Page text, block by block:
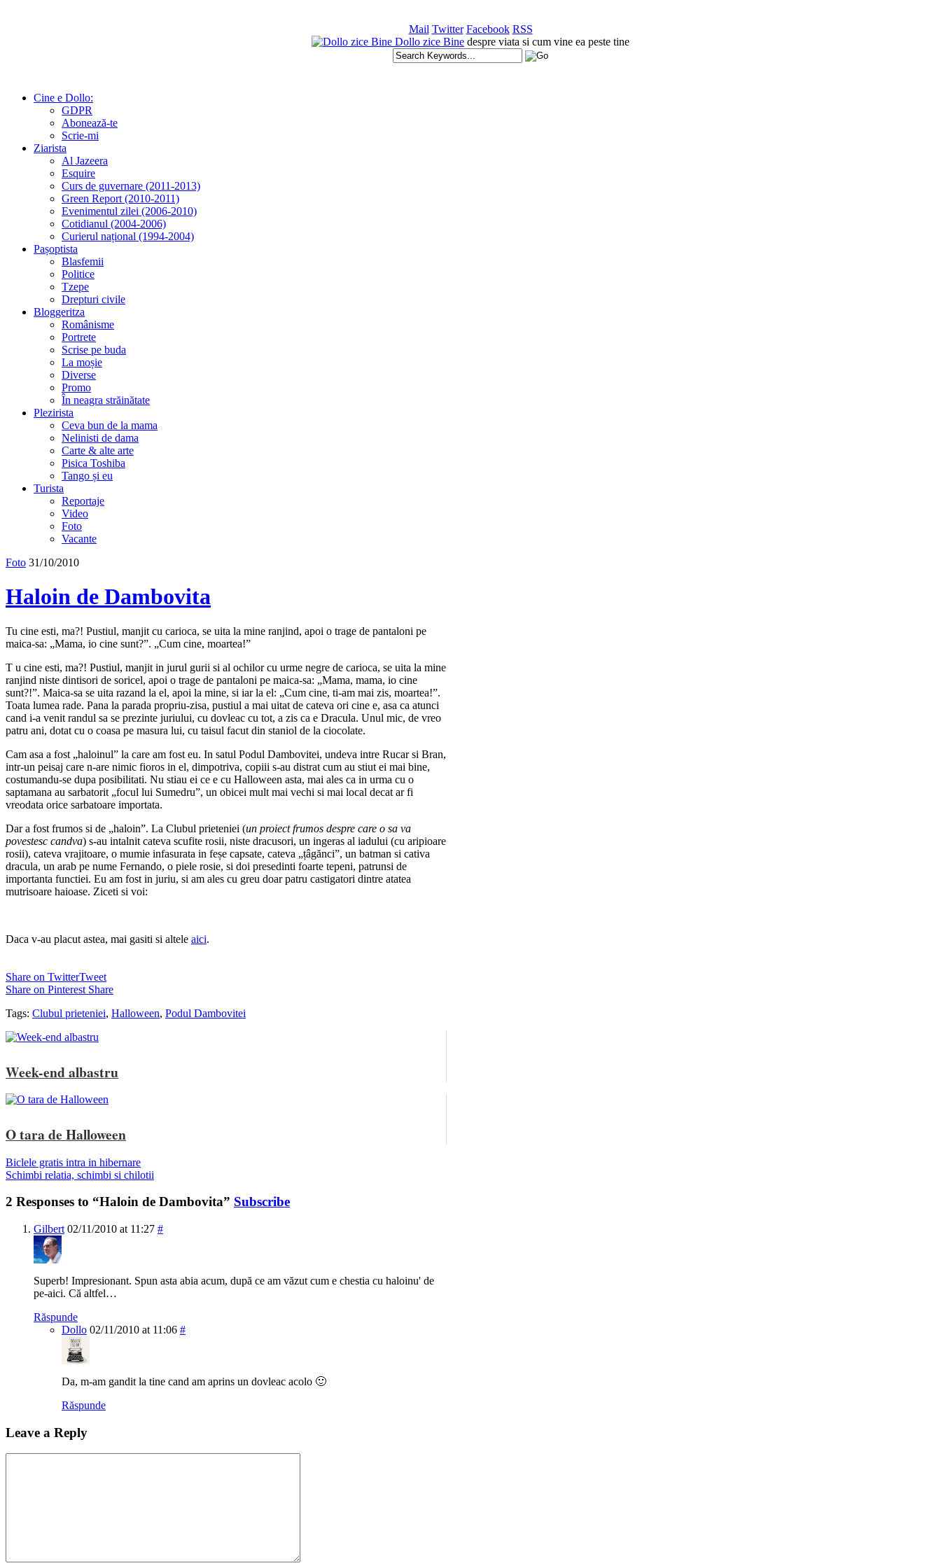
Mail Twitter Facebook RSS
Dollo zice Bine despre viata si cum vine ea peste tine
Cine e Dollo:
GDPR
Abonează-te
Scrie-mi
Ziarista
Al Jazeera
Esquire
Curs de guvernare (2011-2013)
Green Report (2010-2011)
Evenimentul zilei (2006-2010)
Cotidianul (2004-2006)
Curierul național (1994-2004)
Pașoptista
Blasfemii
Politice
Tzepe
Drepturi civile
Bloggeritza
Românisme
Portrete
Scrise pe buda
La moșie
Diverse
Promo
În neagra străinătate
Plezirista
Ceva bun de la mama
Nelinisti de dama
Carte & alte arte
Pisica Toshiba
Tango și eu
Turista
Reportaje
Video
Foto
Vacante
Foto 31/10/2010
Haloin de Dambovita
Tu cine esti, ma?! Pustiul, manjit cu carioca, se uita la mine ranjind, apoi o trage de pantaloni pe
maica-sa: „Mama, io cine sunt?”. „Cum cine, moartea!”
T u cine esti, ma?! Pustiul, manjit in jurul gurii si al ochilor cu urme negre de carioca, se uita la mine
ranjind niste dintisori de soricel, apoi o trage de pantaloni pe maica-sa: „Mama, mama, io cine
sunt?!”. Maica-sa se uita razand la el, apoi la mine, si iar la el: „Cum cine, ti-am mai zis, moartea!”.
Toata lumea rade. Pana la parada propriu-zisa, pustiul a mai uitat de cateva ori cine e, asa ca atunci
cand i-a venit randul sa se prezinte juriului, cu dovleac cu tot, a zis ca e Dracula. Unul mic, de vreo
patru ani, dotat cu o coasa pe masura lui, cu taisul facut din staniol de la ciocolate.
Cam asa a fost „haloinul” la care am fost eu. In satul Podul Dambovitei, undeva intre Rucar si Bran,
intr-un peisaj care n-are nimic fioros in el, dimpotriva, copiii s-au distrat cum au stiut ei mai bine,
costumandu-se dupa posibilitati. Nu stiau ei ce e cu Halloween asta, mai ales ca in urma cu o
saptamana au sarbatorit „focul lui Sumedru”, un obicei mult mai vechi si mai local decat ar fi
vreodata orice sarbatoare importata.
Dar a fost frumos si de „haloin”. La Clubul prieteniei (un proiect frumos despre care o sa va
povestesc candva) s-au intalnit cateva scufite rosii, niste dracusori, un ingeras al iadului (cu aripioare
rosii), cateva vrajitoare, o mumie infasurata in feșe capsate, cateva „țâgănci”, un batman si cativa
dracula, un arab pe nume Fernando, o piele rosie, si doi presedinti foarte tepeni, patrunsi de
importanta functiei. Eu am fost in juriu, si am ales cu greu doar patru castigatori dintre atatea
mutrisoare haioase. Ziceti si voi:
Daca v-au placut astea, mai gasiti si altele aici.
Share on TwitterTweet
Share on Pinterest Share
Tags: Clubul prieteniei, Halloween, Podul Dambovitei
Week-end albastru
O tara de Halloween
Biclele gratis intra in hibernare
Schimbi relatia, schimbi si chilotii
2 Responses to “Haloin de Dambovita” Subscribe
Gilbert 02/11/2010 at 11:27 #
Superb! Impresionant. Spun asta abia acum, după ce am văzut cum e chestia cu haloinu' de
pe-aici. Că altfel…
Răspunde
Dollo 02/11/2010 at 11:06 #
Da, m-am gandit la tine cand am aprins un dovleac acolo 🙂
Răspunde
Leave a Reply